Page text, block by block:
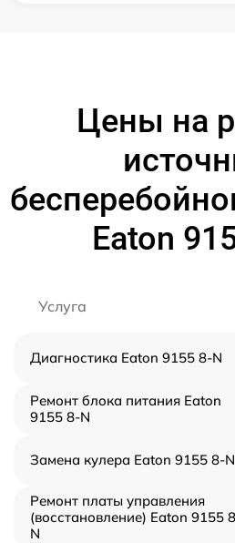
Цены на
Eaton
Услуга
Диагностика Eaton 9155 8-N
Ремонт блока питания Eaton
9155 8-N
Замена кулера Eaton 9155 8-N
Ремонт платы управления
(восстановление) Eaton 9155
N